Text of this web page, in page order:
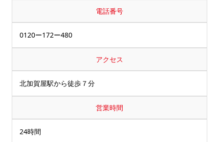
電話番号
0120ー172ー480
アクセス
北加賀屋駅から徒歩７分
営業時間
24時間